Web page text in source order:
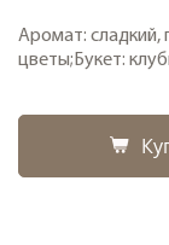
Аромат: сладкий,
цветы;Букет: